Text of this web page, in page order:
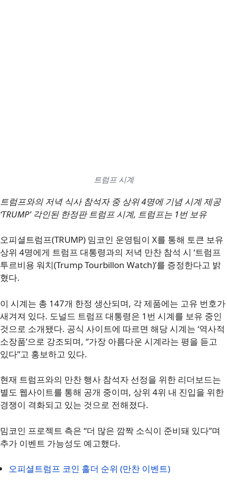
트럼프 시계
트럼프와의 저녁 식사 참석자 중 상위 4명에 기념 시계 제공
‘TRUMP’ 각인된 한정판 트럼프 시계, 트럼프는 1번 보유
오피셜트럼프(TRUMP) 밈코인 운영팀이 X를 통해 토큰 보유
상위 4명에게 트럼프 대통령과의 저녁 만찬 참석 시 ‘트럼프
투르비용 워치(Trump Tourbillon Watch)’를 증정한다고 밝
혔다.
이 시계는 총 147개 한정 생산되며, 각 제품에는 고유 번호가
새겨져 있다. 도널드 트럼프 대통령은 1번 시계를 보유 중인
것으로 소개됐다. 공식 사이트에 따르면 해당 시계는 ‘역사적
소장품’으로 강조되며, “가장 아름다운 시계라는 평을 듣고
있다”고 홍보하고 있다.
현재 트럼프와의 만찬 행사 참석자 선정을 위한 리더보드는
별도 웹사이트를 통해 공개 중이며, 상위 4위 내 진입을 위한
경쟁이 격화되고 있는 것으로 전해졌다.
밈코인 프로젝트 측은 “더 많은 깜짝 소식이 준비돼 있다”며
추가 이벤트 가능성도 예고했다.
오피셜트럼프 코인 홀더 순위 (만찬 이벤트)